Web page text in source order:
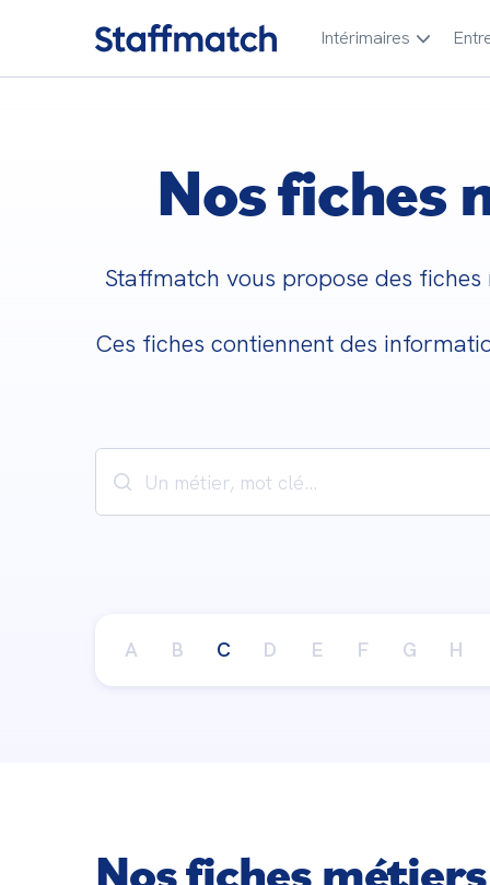
Intérimaires
Nos fiches
Staffmatch vous propose des
Ces fiches contiennent des
A B C D E F G H
Nos fiches